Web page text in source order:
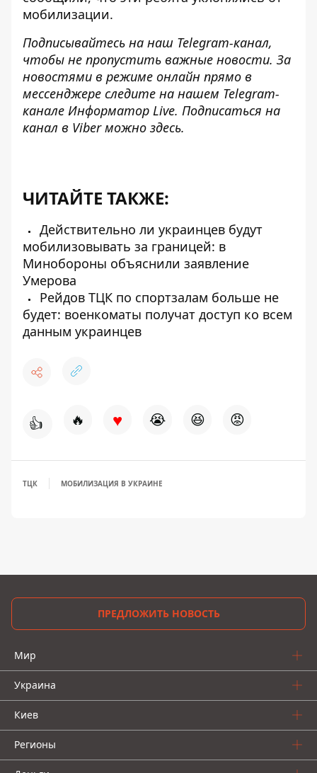
мобилизации.
Подписывайтесь на наш Telegram-канал,
чтобы не пропустить важные новости. За
новостями в режиме онлайн прямо в
мессенджере следите на нашем Telegram-
канале Информатор Live. Подписаться на
канал в Viber можно здесь.
ЧИТАЙТЕ ТАКЖЕ:
Действительно ли украинцев будут
мобилизовывать за границей: в
Минобороны объяснили заявление
Умерова
Рейдов ТЦК по спортзалам больше не
будет: военкоматы получат доступ ко всем
данным украинцев
👍 🔥 ♥ 😭 😆 😡
ТЦК МОБИЛИЗАЦИЯ В УКРАИНЕ
ПРЕДЛОЖИТЬ НОВОСТЬ
Мир
Украина
Киев
Регионы